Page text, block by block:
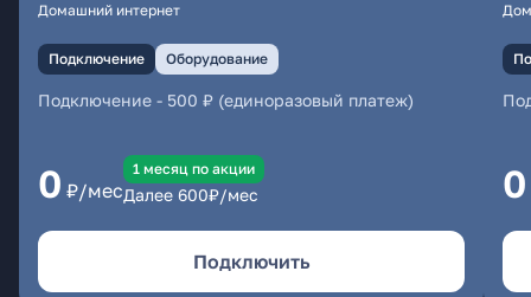
Домашний интернет
Подключение Оборудование
Подключение - 500 ₽ (единоразовый платеж)
0 ₽/мес
1 месяц по акции
Далее 600₽/мес
Подключить
0